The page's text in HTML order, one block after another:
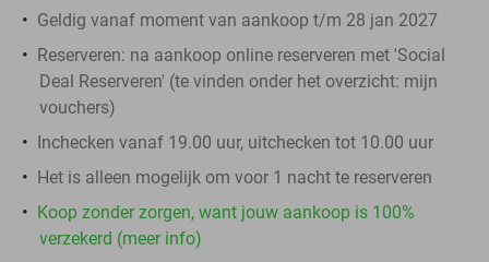
Geldig vanaf moment van aankoop t/m 28 jan 2027
Reserveren: na aankoop online reserveren met 'Social
Deal Reserveren' (te vinden onder het overzicht: mijn
vouchers)
Inchecken vanaf 19.00 uur, uitchecken tot 10.00 uur
Het is alleen mogelijk om voor 1 nacht te reserveren
Koop zonder zorgen, want jouw aankoop is 100%
verzekerd (meer info)